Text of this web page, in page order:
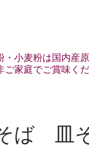
・小麦粉は国内産
ご家庭でご賞味く
ば 皿